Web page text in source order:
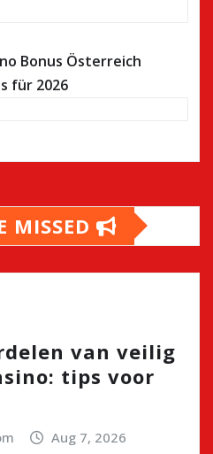
Bonus Österreich
für 2026
MISSED
van veilig
tips voor
Aug 7, 2026